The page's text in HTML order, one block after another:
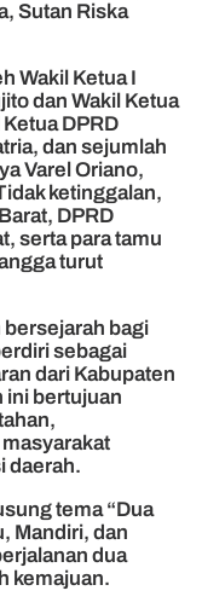
Sutan Riska
Wakil Ketua I
dan Wakil Ketua
DPRD
dan sejumlah
Varel Oriano,
ketinggalan,
DPRD
serta para tamu
turut
bagi
sebagai
dari Kabupaten
ini bertujuan
daerah.
tema “Dua
Mandiri, dan
dua
kemajuan.